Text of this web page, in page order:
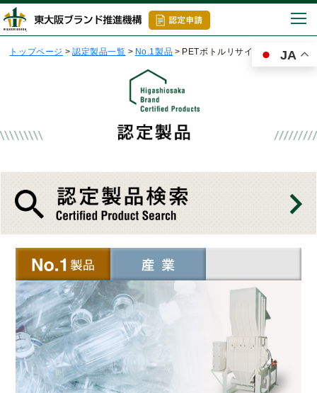
JA
トップページ >認定製品一覧 > No.1製品 > PETボトルリサイクルシステム